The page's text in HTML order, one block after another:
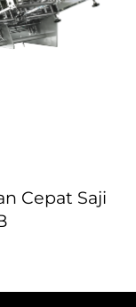
Cepat Saji